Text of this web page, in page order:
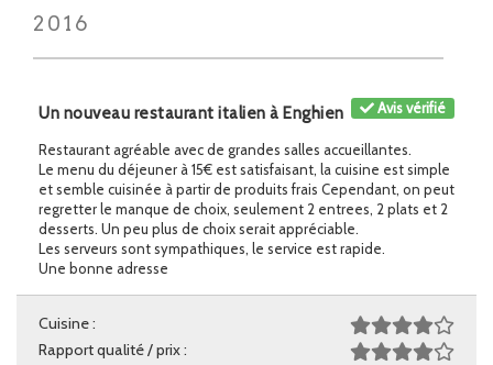
2016
Avis vérifié
Un nouveau restaurant italien à Enghien
Restaurant agréable avec de grandes salles accueillantes.
Le menu du déjeuner à 15€ est satisfaisant, la cuisine est simple
et semble cuisinée à partir de produits frais Cependant, on peut
regretter le manque de choix, seulement 2 entrees, 2 plats et 2
desserts. Un peu plus de choix serait appréciable.
Les serveurs sont sympathiques, le service est rapide.
Une bonne adresse
Cuisine :
Rapport qualité / prix :